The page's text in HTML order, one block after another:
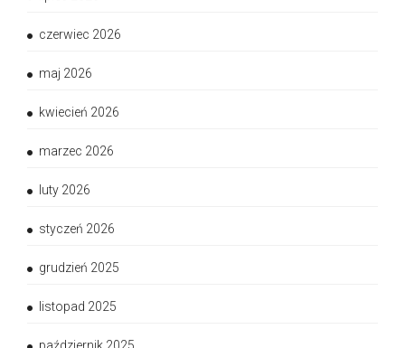
czerwiec 2026
maj 2026
kwiecień 2026
marzec 2026
luty 2026
styczeń 2026
grudzień 2025
listopad 2025